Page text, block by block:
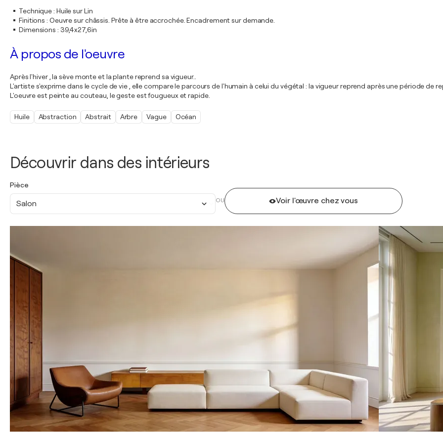
Découvrir dans des intérieurs
Pièce
Salon OU Voir l'œuvre chez vous
Technique: Huile sur Lin
Finitions : Oeuvre sur châssis. Prête à être accrochée. Encadrement sur demande.
Dimensions : 39,4x27,6in
À propos de l'oeuvre
Après l'hiver , la sève monte et la plante reprend sa vigueur..
L'artiste s'exprime dans le cycle de vie , elle compare le parcours de l'humain à celui du végétal : la vigueur reprend après une période de
L'oeuvre est peinte au couteau, le geste est fougueux et rapide.
Huile Abstraction Abstrait Arbre Vague Océan